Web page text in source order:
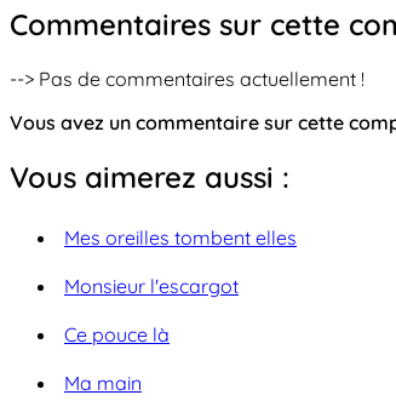
Commentaires sur cette
--> Pas de commentaires actuellement !
Vous avez un commentaire sur cette
Vous aimerez aussi :
Mes oreilles tombent elles
Monsieur l'escargot
Ce pouce là
Ma main